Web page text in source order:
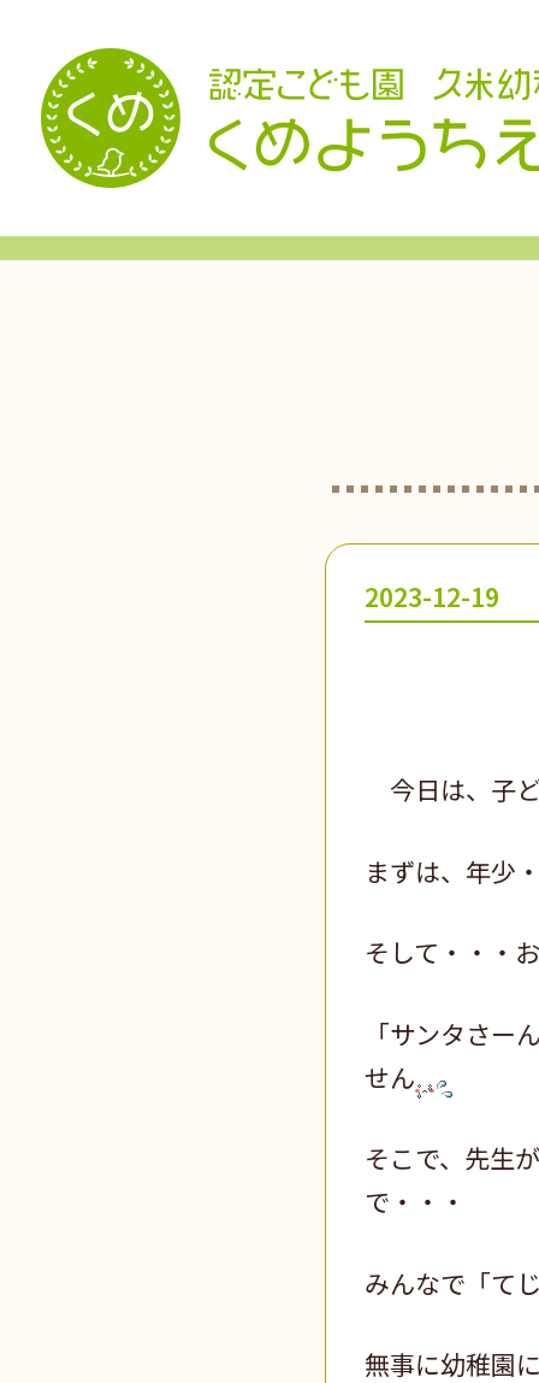
2023-12-19
今日は、子
まずは、年少
そして・・・
「サンタさー
せん
そこで、先生
で・・・
みんなで「て
無事に幼稚園